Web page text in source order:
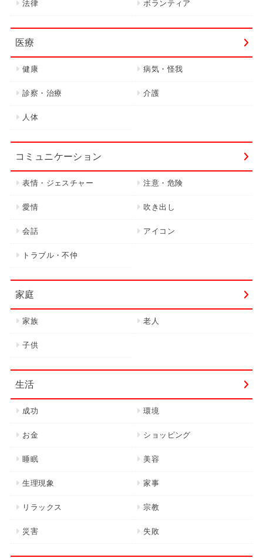
法律 ボランティア
医療
健康 病気・怪我
診察・治療 介護
人体
コミュニケーション
表情・ジェスチャー 注意・危険
愛情 吹き出し
会話 アイコン
トラブル・不仲
家庭
家族 老人
子供
生活
成功 環境
お金 ショッピング
睡眠 美容
生理現象 家事
リラックス 宗教
災害 失敗